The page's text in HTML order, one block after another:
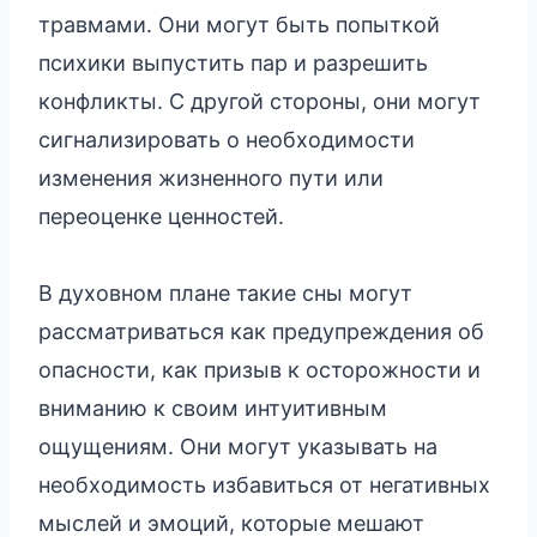
травмами. Они могут быть попыткой
психики выпустить пар и разрешить
конфликты. С другой стороны, они могут
сигнализировать о необходимости
изменения жизненного пути или
переоценке ценностей.
В духовном плане такие сны могут
рассматриваться как предупреждения об
опасности, как призыв к осторожности и
вниманию к своим интуитивным
ощущениям. Они могут указывать на
необходимость избавиться от негативных
мыслей и эмоций, которые мешают